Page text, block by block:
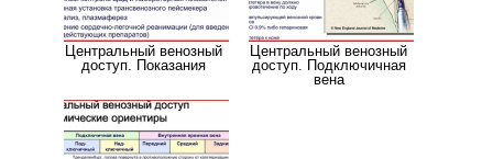
Центральный венозный
доступ. Показания
Центральный венозный
доступ. Подключичная
вена